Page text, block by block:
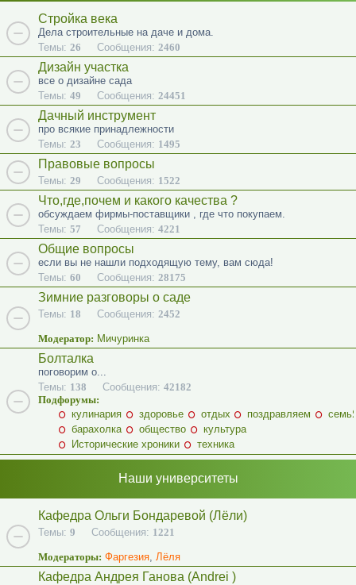
Стройка века
Дела строительные на даче и дома.
Темы: 26 Сообщения: 2460
Дизайн участка
все о дизайне сада
Темы: 49 Сообщения: 24451
Дачный инструмент
про всякие принадлежности
Темы: 23 Сообщения: 1495
Правовые вопросы
Темы: 29 Сообщения: 1522
Что,где,почем и какого качества ?
обсуждаем фирмы-поставщики , где что покупаем.
Темы: 57 Сообщения: 4221
Общие вопросы
если вы не нашли подходящую тему, вам сюда!
Темы: 60 Сообщения: 28175
Зимние разговоры о саде
Темы: 18 Сообщения: 2452
Модератор: Мичуринка
Болталка
поговорим о...
Темы: 138 Сообщения: 42182
Подфорумы:
кулинария
здоровье отдых поздравляем
барахолка
общество
культура
Исторические хроники
техника
Наши университеты
Кафедра Ольги Бондаревой (Лёли)
Темы: 9 Сообщения: 1221
Модераторы: Фаргезия, Лёля
Кафедра Андрея Ганова (Andrei )